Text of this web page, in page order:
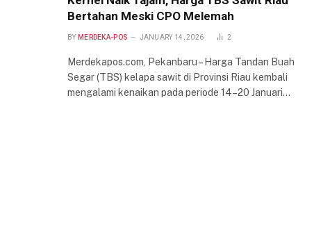
Bertahan Meski CPO Melemah
BY MERDEKA-POS JANUARY 14, 2026 2
Merdekapos.com, Pekanbaru – Harga Tandan Buah
Segar (TBS) kelapa sawit di Provinsi Riau kembali
mengalami kenaikan pada periode 14–20 Januari…